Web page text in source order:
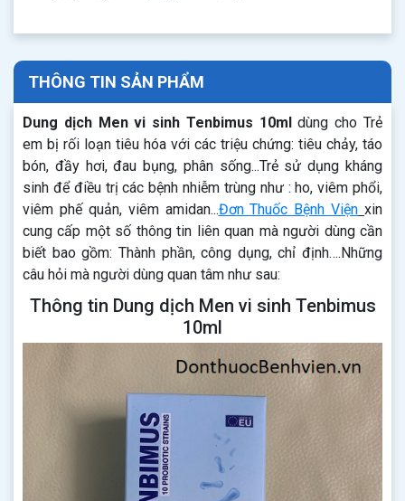
THÔNG TIN SẢN PHẨM
Dung dịch Men vi sinh Tenbimus 10mldùng cho Trẻ
em bị rối loạn tiêu hóa với các triệu chứng: tiêu chảy, táo
bón, đầy hơi, đau bụng, phân sống...Trẻ sử dụng kháng
sinh để điều trị các bệnh nhiễm trùng như : ho, viêm phổi,
viêm phế quản, viêm amidan...Đơn Thuốc Bệnh Viện xin
cung cấp một số thông tin liên quan mà người dùng cần
biết bao gồm: Thành phần, công dụng, chỉ định….Những
câu hỏi mà người dùng quan tâm như sau:
Thông tin Dung dịch Men vi sinh Tenbimus
10ml